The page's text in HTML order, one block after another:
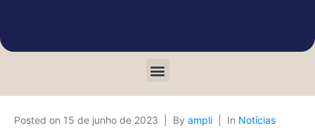
Posted on 15 de junho de 2023 By ampli In Notícias